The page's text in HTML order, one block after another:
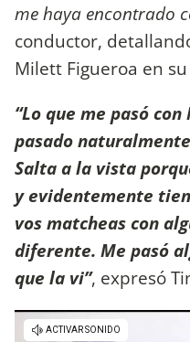
me haya encontrado
conductor,
Milett Figueroa en
“Lo que me pasó
pasado
Salta a la vista
y evidentemente
vos matcheas con
diferente. Me pasó
que la vi”, expresó